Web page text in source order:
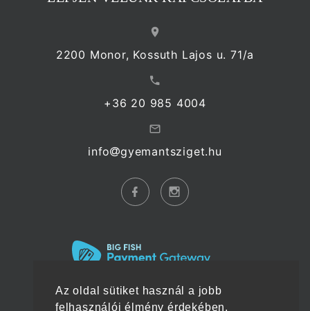
Az oldal sütiket használ a jobb
felhasználói élmény érdekében.
2200 Monor, Kossuth Lajos u. 71/a
+36 20 985 4004
info gyemantsziget.hu